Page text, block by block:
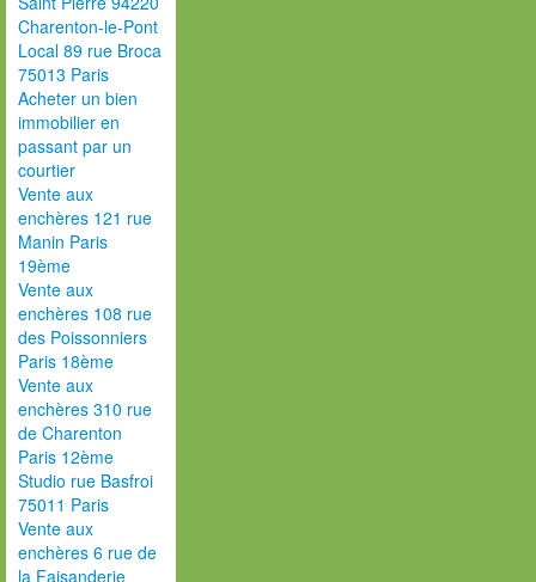
Charenton-le-Pont
Local 89 rue Broca
75013 Paris
Acheter un bien
immobilier en
passant par un
courtier
Vente aux
enchères 121 rue
Manin Paris
19ème
Vente aux
enchères 108 rue
des Poissonniers
Paris 18ème
Vente aux
enchères 310 rue
de Charenton
Paris 12ème
Studio rue Basfroi
75011 Paris
Vente aux
enchères 6 rue de
la Faisanderie